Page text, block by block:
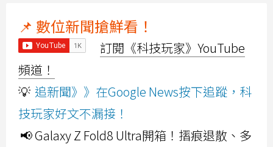
📌 數位新聞搶鮮看！
訂閱《科技玩家》YouTube
頻道！
💡 追新聞》》在Google News按下追蹤，科
技玩家好文不漏接！
📢 Galaxy Z Fold8 Ultra開箱！摺痕退散、多